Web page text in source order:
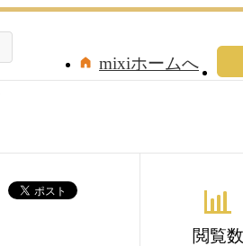
mixiホームへ
閲覧数